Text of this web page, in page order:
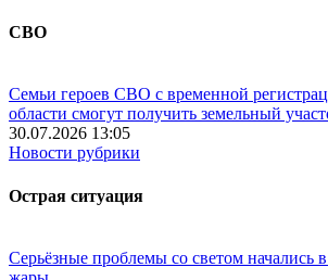
СВО
Семьи героев СВО с временной
области смогут получить земельный
30.07.2026 13:05
Новости рубрики
Острая ситуация
Серьёзные проблемы со светом начались в